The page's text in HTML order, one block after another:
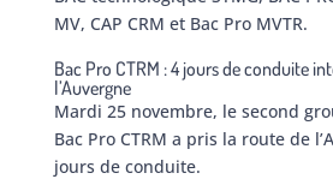
MV, CAP CRM et Bac Pro MVTR.
Bac Pro CTRM : 4 jours de conduite
l’Auvergne
Mardi 25 novembre, le second
Bac Pro CTRM a pris la route de
jours de conduite.